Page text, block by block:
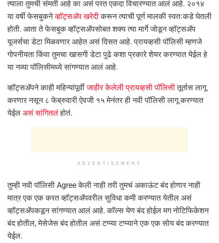
त्याला तुमची संमती आहे का असं परत एकदा विचारण्यात आलं आहे. २०१४
या वर्षी फेसबुकनेव्हॉट्सॲप खरेदीकरून त्याची पूर्ण मालकी स्वतःकडे घेतली
होती. आता ते फेसबुक व्हॉट्सॲपसोबत शक्य त्या मार्गे जोडून व्हॉट्सॲप
यूजर्सचा डेटा मिळवणार आहेत असं दिसत आहे. प्रायव्हसी पॉलिसी म्हणजे
गोपनीयता किंवा तुमचा खासगी डेटा पुढे कशा प्रकारे शेयर करण्यात येईल हे
या नव्या पॉलिसीमध्ये सांगण्यात आलं आहे.
व्हॉट्सॲपने काही महिन्यांपूर्वीजाहीर केलेली प्रायव्हसी पॉलिसीतूर्तास लागू
करणार नसून ८ फेब्रुवारी ऐवजी १५ मेनंतर ही नवी पॉलिसी लागू करण्यात
येईल असं सांगितलंहोतं.
ADVERTISEMENT
तुम्ही नवी पॉलिसी Agree केली नाही तरी तुमचं अकाऊंट बंद होणार नाही
मात्र एक एक करत व्हॉट्सॲपवरील सुविधा कमी करण्यात येतील असं
व्हॉट्सॲपकडून सांगण्यात आलं आहे. कॉल्स येण बंद होईल मग नोटिफिकेशन
बंद होतील, मेसेजेस बंद होतील असं टप्प्या टप्प्याने एक एक सोय बंद करण्यात
येईल.